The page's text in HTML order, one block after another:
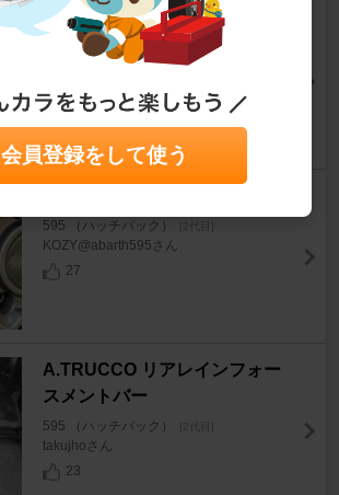
GSI Creos Mr.スーパークリア
ー UVカット光沢スプレー B52
595 （ハッチバック） [2代目]
31
595 （ハッチバック）
KOZY@abarth595さん
27
A.TRUCCO リアレインフォー
スメントバー
595 （ハッチバック） [2代目]
takujhoさん
23
会員登録をして使う